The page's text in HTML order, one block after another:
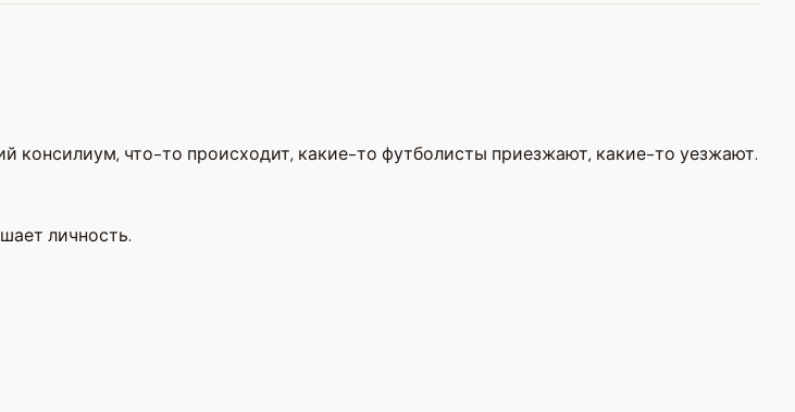
консилиум, что-то происходит, какие-то футболисты приезжают, какие-то уезжают.
личность.